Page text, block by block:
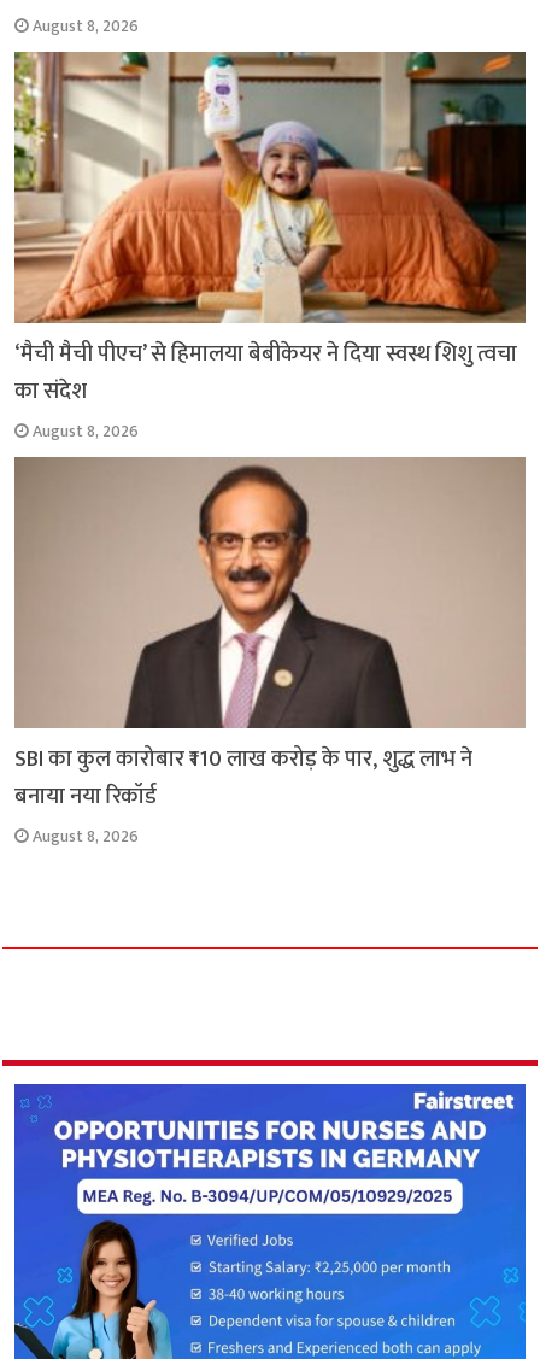
August 8, 2026
‘मैची मैची पीएच’ से हिमालया बेबीकेयर ने दिया स्वस्थ शिशु त्वचा
का संदेश
August 8, 2026
SBI का कुल कारोबार ₹110 लाख करोड़ के पार, शुद्ध लाभ ने
बनाया नया रिकॉर्ड
August 8, 2026